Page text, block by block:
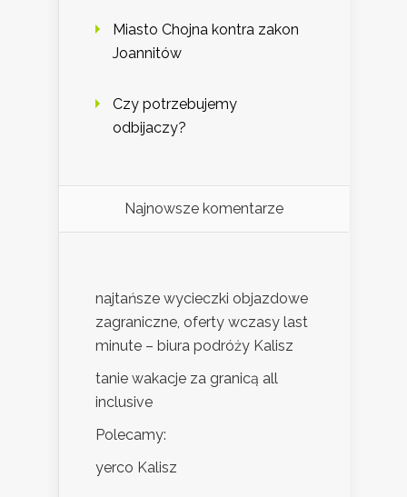
Miasto Chojna kontra zakon
Joannitów
Czy potrzebujemy
odbijaczy?
Najnowsze komentarze
najtańsze wycieczki objazdowe
zagraniczne, oferty wczasy last
minute – biura podróży Kalisz
tanie wakacje za granicą all
inclusive
Polecamy:
yerco Kalisz